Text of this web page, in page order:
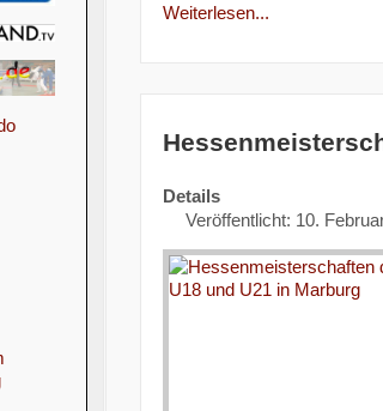
Weiterlesen...
Details
Veröffentlicht: 10.